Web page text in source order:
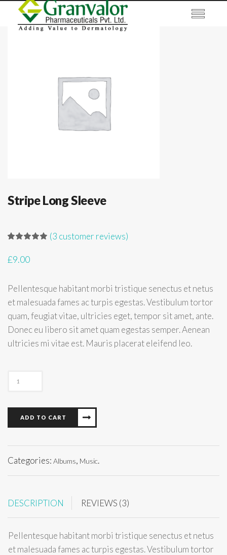
Stripe Long Sleeve
(3 customer reviews)
£9.00
Pellentesque habitant morbi tristique senectus et netus
et malesuada fames ac turpis egestas. Vestibulum tortor
quam, feugiat vitae, ultricies eget, tempor sit amet, ante.
Donec eu libero sit amet quam egestas semper. Aenean
ultricies mi vitae est. Mauris placerat eleifend leo.
quantity
ADD TO CART
Categories: Albums, Music.
DESCRIPTION REVIEWS (3)
Pellentesque habitant morbi tristique senectus et netus
et malesuada fames ac turpis egestas. Vestibulum tortor